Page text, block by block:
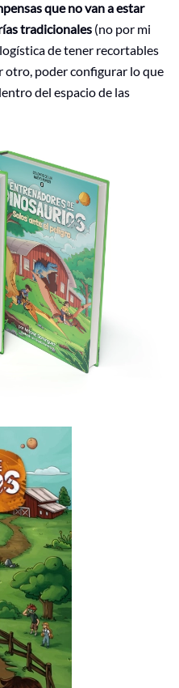
que no van a estar
tradicionales (no por mi
de tener recortables
otro, poder configurar lo que
del espacio de las